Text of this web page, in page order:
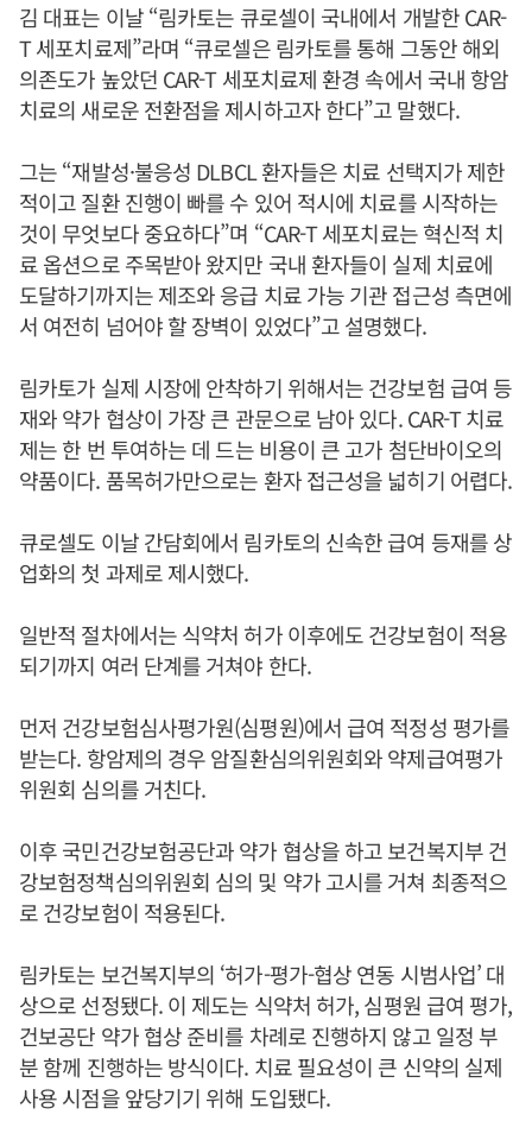
김 대표는 이날 “림카토는 큐로셀이 국내에서 개발한 CAR-
T 세포치료제”라며 “큐로셀은 림카토를 통해 그동안 해외
의존도가 높았던 CAR-T 세포치료제 환경 속에서 국내 항암
치료의 새로운 전환점을 제시하고자 한다”고 말했다.
그는 “재발성·불응성 DLBCL 환자들은 치료 선택지가 제한
적이고 질환 진행이 빠를 수 있어 적시에 치료를 시작하는
것이 무엇보다 중요하다”며 “CAR-T 세포치료는 혁신적 치
료 옵션으로 주목받아 왔지만 국내 환자들이 실제 치료에
도달하기까지는 제조와 응급 치료 가능 기관 접근성 측면에
서 여전히 넘어야 할 장벽이 있었다”고 설명했다.
림카토가 실제 시장에 안착하기 위해서는 건강보험 급여 등
재와 약가 협상이 가장 큰 관문으로 남아 있다. CAR-T 치료
제는 한 번 투여하는 데 드는 비용이 큰 고가 첨단바이오의
약품이다. 품목허가만으로는 환자 접근성을 넓히기 어렵다.
큐로셀도 이날 간담회에서 림카토의 신속한 급여 등재를 상
업화의 첫 과제로 제시했다.
일반적 절차에서는 식약처 허가 이후에도 건강보험이 적용
되기까지 여러 단계를 거쳐야 한다.
먼저 건강보험심사평가원(심평원)에서 급여 적정성 평가를
받는다. 항암제의 경우 암질환심의위원회와 약제급여평가
위원회 심의를 거친다.
이후 국민건강보험공단과 약가 협상을 하고 보건복지부 건
강보험정책심의위원회 심의 및 약가 고시를 거쳐 최종적으
로 건강보험이 적용된다.
림카토는 보건복지부의 ‘허가-평가-협상 연동 시범사업’ 대
상으로 선정됐다. 이 제도는 식약처 허가, 심평원 급여 평가,
건보공단 약가 협상 준비를 차례로 진행하지 않고 일정 부
분 함께 진행하는 방식이다. 치료 필요성이 큰 신약의 실제
사용 시점을 앞당기기 위해 도입됐다.